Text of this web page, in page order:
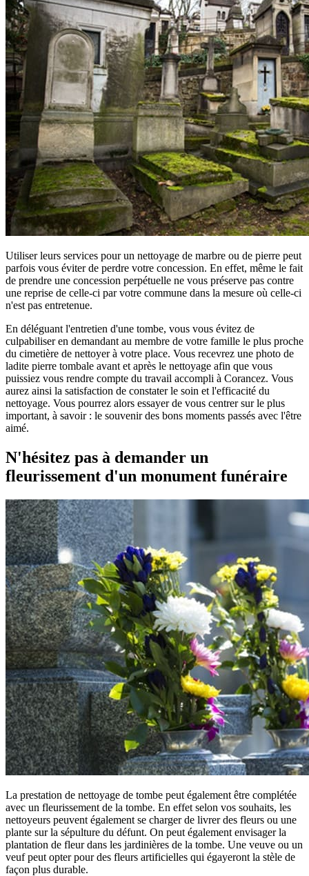
Utiliser leurs services pour un nettoyage de marbre ou de pierre peut
parfois vous éviter de perdre votre concession. En effet, même le fait
de prendre une concession perpétuelle ne vous préserve pas contre
une reprise de celle-ci par votre commune dans la mesure où celle-ci
n'est pas entretenue.
En déléguant l'entretien d'une tombe, vous vous évitez de
culpabiliser en demandant au membre de votre famille le plus proche
du cimetière de nettoyer à votre place. Vous recevrez une photo de
ladite pierre tombale avant et après le nettoyage afin que vous
puissiez vous rendre compte du travail accompli à Corancez. Vous
aurez ainsi la satisfaction de constater le soin et l'efficacité du
nettoyage. Vous pourrez alors essayer de vous centrer sur le plus
important, à savoir : le souvenir des bons moments passés avec l'être
aimé.
N'hésitez pas à demander un
fleurissement d'un monument funéraire
La prestation de nettoyage de tombe peut également être complétée
avec un fleurissement de la tombe. En effet selon vos souhaits, les
nettoyeurs peuvent également se charger de livrer des fleurs ou une
plante sur la sépulture du défunt. On peut également envisager la
plantation de fleur dans les jardinières de la tombe. Une veuve ou un
veuf peut opter pour des fleurs artificielles qui égayeront la stèle de
façon plus durable.